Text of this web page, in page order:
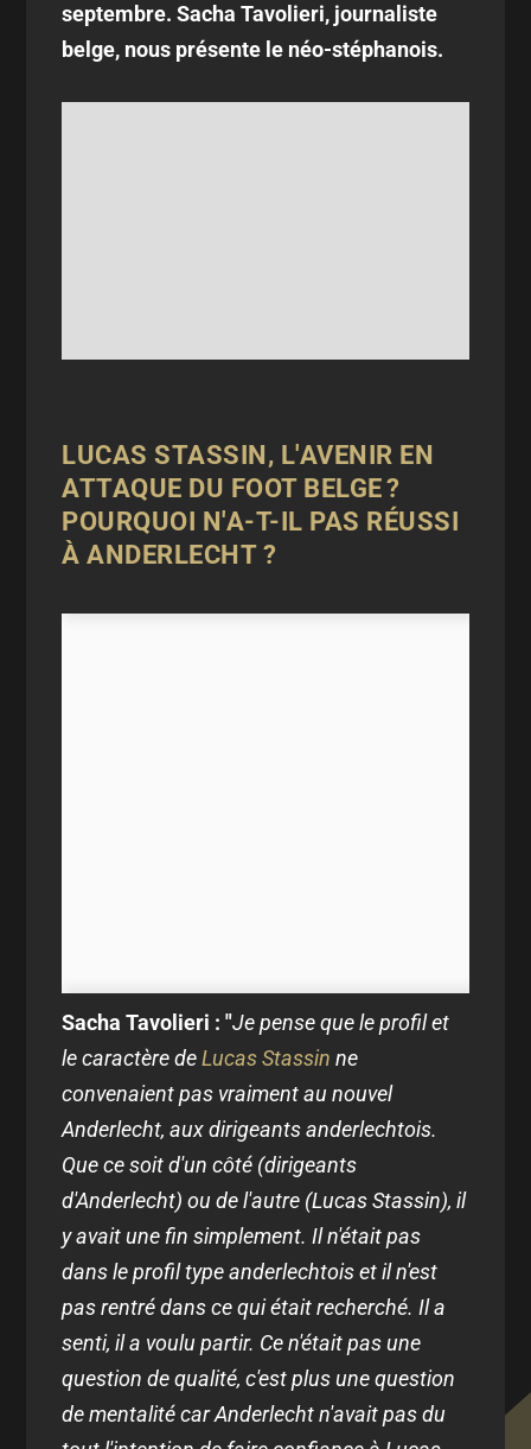
septembre. Sacha Tavolieri, journaliste
belge, nous présente le néo-stéphanois.
LUCAS STASSIN, L'AVENIR EN
ATTAQUE DU FOOT BELGE ?
POURQUOI N'A-T-IL PAS RÉUSSI
À ANDERLECHT ?
Sacha Tavolieri : "Je pense que le profil et
le caractère deLucas Stassin ne
convenaient pas vraiment au nouvel
Anderlecht, aux dirigeants anderlechtois.
Que ce soit d'un côté (dirigeants
d'Anderlecht) ou de l'autre (Lucas Stassin), il
y avait une fin simplement. Il n'était pas
dans le profil type anderlechtois et il n'est
pas rentré dans ce qui était recherché. Il a
senti, il a voulu partir. Ce n'était pas une
question de qualité, c'est plus une question
de mentalité car Anderlecht n'avait pas du